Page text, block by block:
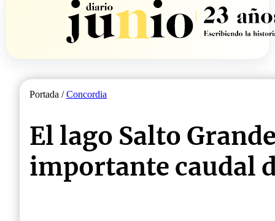
Portada /Concordia
El lago Salto
importante caudal